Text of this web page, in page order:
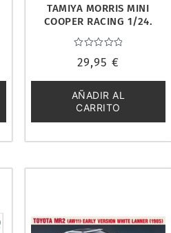
TAMIYA MORRIS MINI
COOPER RACING 1/24.
24130
con
de
5
29,95 €
AÑADIR AL
CARRITO